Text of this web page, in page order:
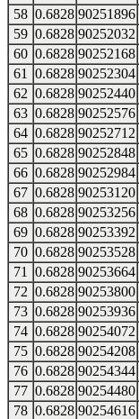
58 0.6828 90251896
59 0.6828 90252032
60 0.6828 90252168
61
0.6828 90252304
62 0.6828 90252440
63 0.6828 90252576
64 0.6828 90252712
65 0.6828 90252848
66 0.6828 90252984
67 0.6828 90253120
68 0.6828 90253256
69 0.6828 90253392
70 0.6828 90253528
71
0.6828 90253664
72 0.6828 90253800
73 0.6828 90253936
74 0.6828 90254072
75 0.6828 90254208
76 0.6828 90254344
77 0.6828 90254480
78 0.6828 90254616